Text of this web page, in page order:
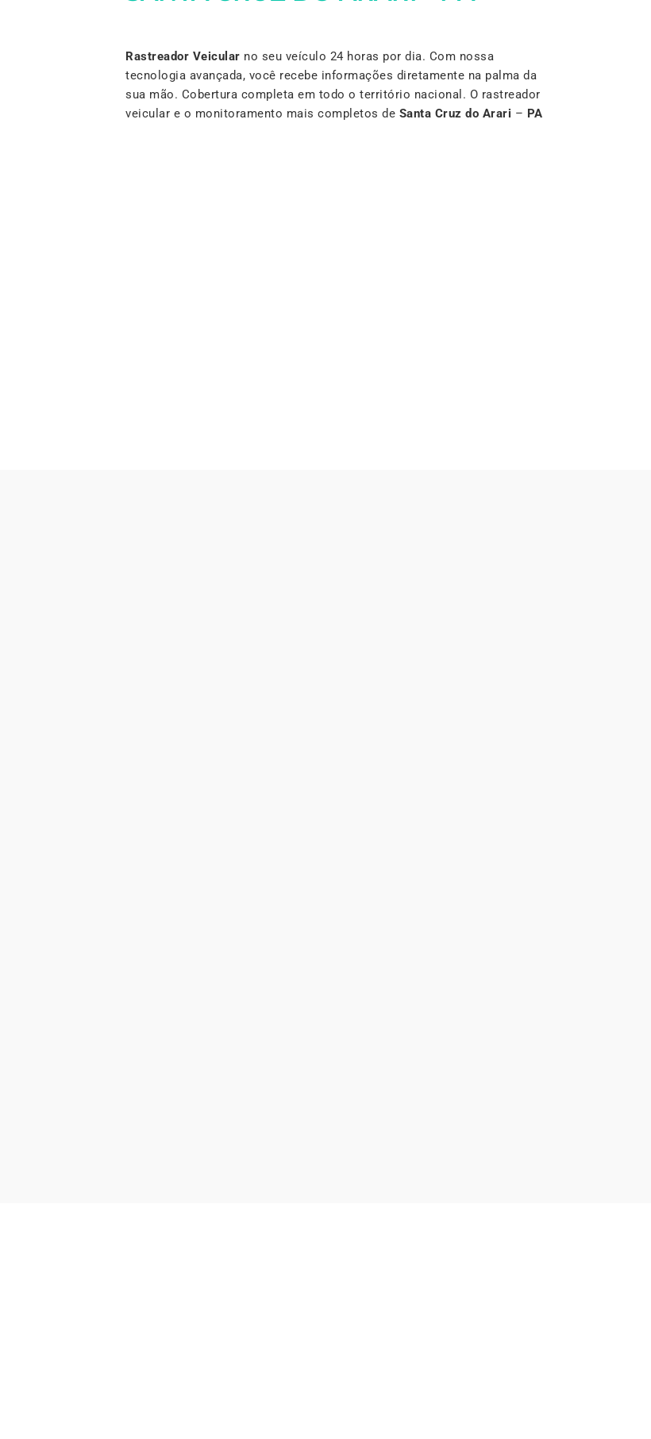
Rastreador Veicular no seu veículo 24 horas por dia. Com nossa
tecnologia avançada, você recebe informações diretamente na palma da
sua mão. Cobertura completa em todo o território nacional. O rastreador
veicular e o monitoramento mais completos de Santa Cruz do Arari – PA